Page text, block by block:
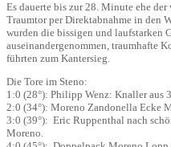
Es dauerte bis zur 28. Minute ehe
Traumtor per Direktabnahme in den
wurden die bissigen und laufstarken
auseinandergenommen, traumhafte
führten zum Kantersieg.
Die Tore im Steno:
1:0 (28°): Philipp Wenz: Knaller aus
2:0 (34°): Moreno Zandonella Ecke
3:0 (39°): Eric Ruppenthal nach
Moreno.